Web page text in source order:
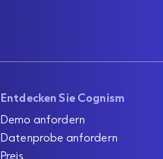
Entdecken Sie Cognism
Demo anfordern
Datenprobe anfordern
Preis